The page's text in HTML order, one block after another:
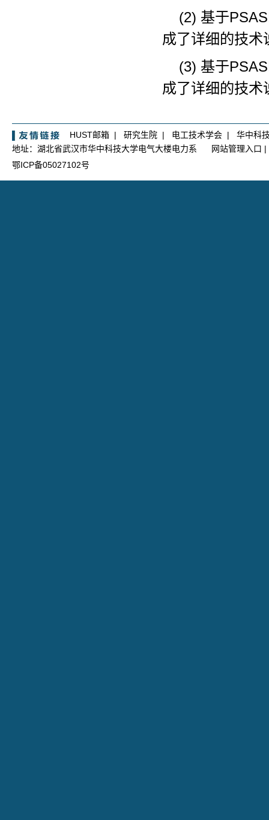
(2) 基于
成了详细的技术
(3) 基于
成了详细的技术
HUST邮箱 | 研究生院 | 电工技术学会 | 华中科
地址：湖北省武汉市华中科技大学电气大楼电力系
网站管理入口 |
鄂ICP备05027102号